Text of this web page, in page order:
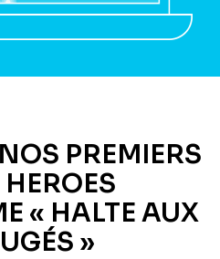
PREMIERS
« HALTE AUX
»